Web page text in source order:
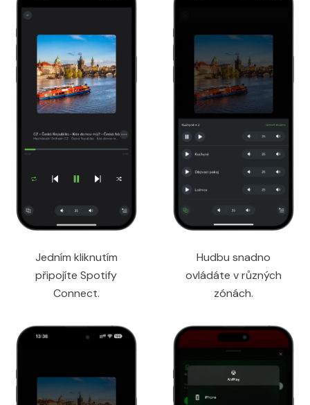
Jedním kliknutím
připojíte Spotify
Connect.
Hudbu snadno
ovládáte v různých
zónách.